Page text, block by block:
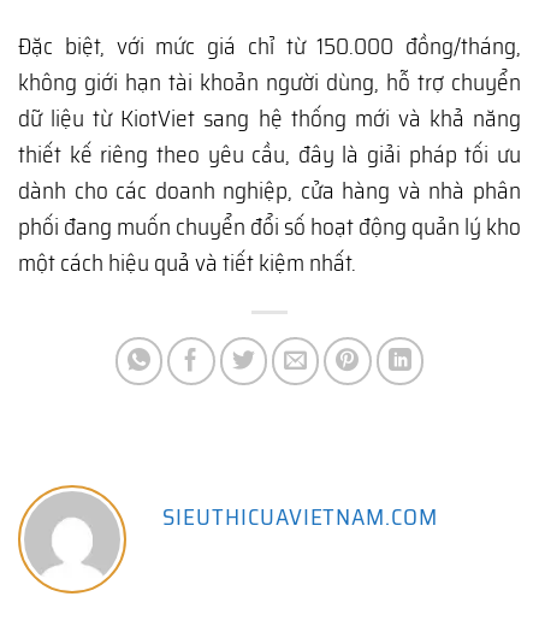
Đặc biệt, với mức giá chỉ từ 150.000 đồng/tháng,
không giới hạn tài khoản người dùng, hỗ trợ chuyển
dữ liệu từ KiotViet sang hệ thống mới và khả năng
thiết kế riêng theo yêu cầu, đây là giải pháp tối ưu
dành cho các doanh nghiệp, cửa hàng và nhà phân
phối đang muốn chuyển đổi số hoạt động quản lý kho
một cách hiệu quả và tiết kiệm nhất.
SIEUTHICUAVIETNAM.COM